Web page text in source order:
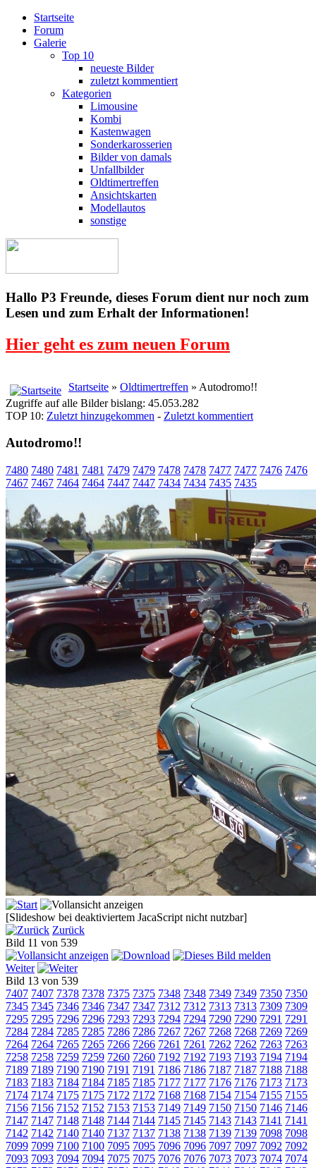
Startseite
Forum
Galerie
Top 10
neueste Bilder
zuletzt kommentiert
Kategorien
Limousine
Kombi
Kastenwagen
Sonderkarosserien
Bilder von damals
Unfallbilder
Oldtimertreffen
Ansichtskarten
Modellautos
sonstige
Hallo P3 Freunde, dieses Forum dient nur noch zum
Lesen und zum Erhalt der Informationen!
Hier geht es zum neuen Forum
Startseite » Oldtimertreffen » Autodromo!!
Zugriffe auf alle Bilder bislang: 45.053.282
TOP 10: Zuletzt hinzugekommen - Zuletzt kommentiert
Autodromo!!
7480 7480 7481 7481 7479 7479 7478 7478 7477 7477 7476 7476
7467 7467 7464 7464 7447 7447 7434 7434 7435 7435
[Slideshow bei deaktiviertem JacaScript nicht nutzbar]
Zurück
Bild 11 von 539
Weiter
Bild 13 von 539
7407 7407 7378 7378 7375 7375 7348 7348 7349 7349 7350 7350
7345 7345 7346 7346 7347 7347 7312 7312 7313 7313 7309 7309
7295 7295 7296 7296 7293 7293 7294 7294 7290 7290 7291 7291
7284 7284 7285 7285 7286 7286 7267 7267 7268 7268 7269 7269
7264 7264 7265 7265 7266 7266 7261 7261 7262 7262 7263 7263
7258 7258 7259 7259 7260 7260 7192 7192 7193 7193 7194 7194
7189 7189 7190 7190 7191 7191 7186 7186 7187 7187 7188 7188
7183 7183 7184 7184 7185 7185 7177 7177 7176 7176 7173 7173
7174 7174 7175 7175 7172 7172 7168 7168 7154 7154 7155 7155
7156 7156 7152 7152 7153 7153 7149 7149 7150 7150 7146 7146
7147 7147 7148 7148 7144 7144 7145 7145 7143 7143 7141 7141
7142 7142 7140 7140 7137 7137 7138 7138 7139 7139 7098 7098
7099 7099 7100 7100 7095 7095 7096 7096 7097 7097 7092 7092
7093 7093 7094 7094 7075 7075 7076 7076 7073 7073 7074 7074